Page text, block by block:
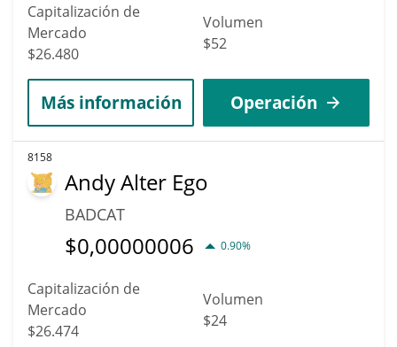
Capitalización de
Mercado
$26.480
Volumen
$52
Más información Operación
8158
Andy Alter Ego
BADCAT
$0,00000006 0.90%
Capitalización de
Mercado
$26.474
Volumen
$24